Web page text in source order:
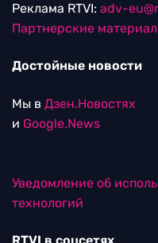
Реклама RTVI: adv-
Партнерские
Достойные новости
Мы в Дзен.Новостях
и Google.News
Уведомление об
технологий